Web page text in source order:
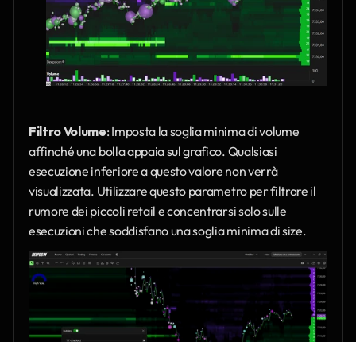
Filtro Volume: Imposta la soglia minima di volume
affinché una bolla appaia sul grafico. Qualsiasi
esecuzione inferiore a questo valore non verrà
visualizzata. Utilizzare questo parametro per filtrare il
rumore dei piccoli retail e concentrarsi solo sulle
esecuzioni che soddisfano una soglia minima di size.